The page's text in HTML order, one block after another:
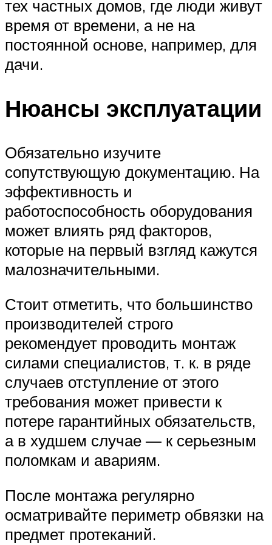
тех частных домов, где люди живут
время от времени, а не на
постоянной основе, например, для
дачи.
Нюансы эксплуатации
Обязательно изучите
сопутствующую документацию. На
эффективность и
работоспособность оборудования
может влиять ряд факторов,
которые на первый взгляд кажутся
малозначительными.
Стоит отметить, что большинство
производителей строго
рекомендует проводить монтаж
силами специалистов, т. к. в ряде
случаев отступление от этого
требования может привести к
потере гарантийных обязательств,
а в худшем случае — к серьезным
поломкам и авариям.
После монтажа регулярно
осматривайте периметр обвязки на
предмет протеканий.